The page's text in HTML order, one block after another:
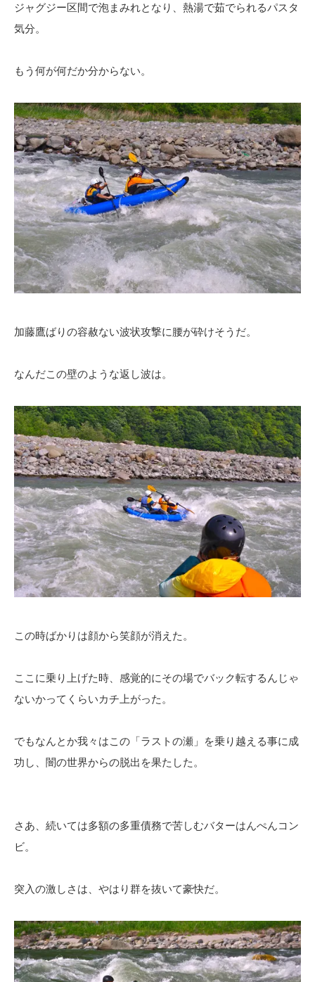
ジャグジー区間で泡まみれとなり、熱湯で茹でられるパスタ
気分。
もう何が何だか分からない。
加藤鷹ばりの容赦ない波状攻撃に腰が砕けそうだ。
なんだこの壁のような返し波は。
この時ばかりは顔から笑顔が消えた。
ここに乗り上げた時、感覚的にその場でバック転するんじゃ
ないかってくらいカチ上がった。
でもなんとか我々はこの「ラストの瀬」を乗り越える事に成
功し、闇の世界からの脱出を果たした。
さあ、続いては多額の多重債務で苦しむバターはんぺんコン
ビ。
突入の激しさは、やはり群を抜いて豪快だ。